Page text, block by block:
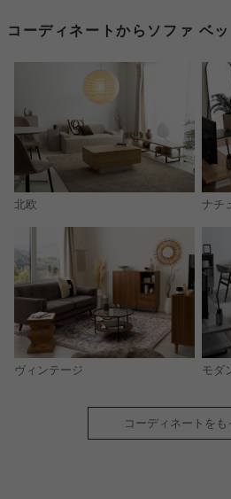
コーディネートからソファ ベ
北欧 ナチ
ヴィンテージ モダ
コーディネートをも